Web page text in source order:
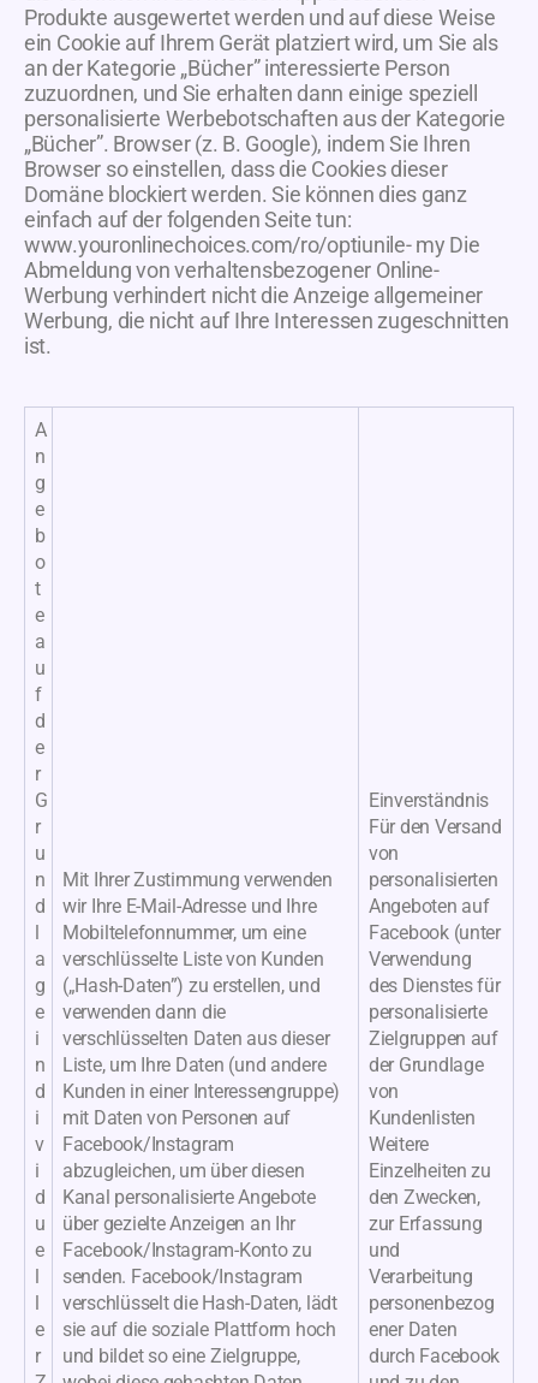
Produkte ausgewertet werden und auf diese Weise
ein Cookie auf Ihrem Gerät platziert wird, um Sie als
an der Kategorie „Bücher” interessierte Person
zuzuordnen, und Sie erhalten dann einige speziell
personalisierte Werbebotschaften aus der Kategorie
„Bücher”. Browser (z. B. Google), indem Sie Ihren
Browser so einstellen, dass die Cookies dieser
Domäne blockiert werden. Sie können dies ganz
einfach auf der folgenden Seite tun:
www.youronlinechoices.com/ro/optiunile- my Die
Abmeldung von verhaltensbezogener Online-
Werbung verhindert nicht die Anzeige allgemeiner
Werbung, die nicht auf Ihre Interessen zugeschnitten
ist.
A
n
g
e
b
o
t
e
a
u
f
d
e
r
G
r
u
n
d
l
a
g
e
i
n
d
i
v
i
d
u
e
l
l
e
r
Mit Ihrer Zustimmung verwenden
wir Ihre E-Mail-Adresse und Ihre
Mobiltelefonnummer, um eine
verschlüsselte Liste von Kunden
(„Hash-Daten”) zu erstellen, und
verwenden dann die
verschlüsselten Daten aus dieser
Liste, um Ihre Daten (und andere
Kunden in einer Interessengruppe)
mit Daten von Personen auf
Facebook/Instagram
abzugleichen, um über diesen
Kanal personalisierte Angebote
über gezielte Anzeigen an Ihr
Facebook/Instagram-Konto zu
senden. Facebook/Instagram
verschlüsselt die Hash-Daten, lädt
sie auf die soziale Plattform hoch
und bildet so eine Zielgruppe,
Einverständnis
Für den Versand
von
personalisierten
Angeboten auf
Facebook (unter
Verwendung
des Dienstes für
personalisierte
Zielgruppen auf
der Grundlage
von
Kundenlisten
Weitere
Einzelheiten zu
den Zwecken,
zur Erfassung
und
Verarbeitung
personenbezog
ener Daten
durch Facebook